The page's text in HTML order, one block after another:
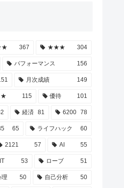
367 ★★★ 304
パフォーマンス 156
月次成績 149
★ 115 優待 101
経済 81 6200 78
65 ライフハック 60
2121 57 AI 55
IT 53 ローブ 51
理 50 自己分析 50